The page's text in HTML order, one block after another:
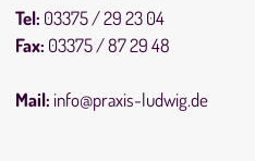
Tel: 03375 / 29 23 04
Fax: 03375 / 87 29 48
Mail: info@praxis-ludwig.de